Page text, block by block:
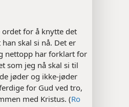
for å knytte det
skal si nå. Det er
nettopp har forklart for
som jeg nå skal si til
jøder og ikke-jøder
for Gud ved tro,
med Kristus. (Ro